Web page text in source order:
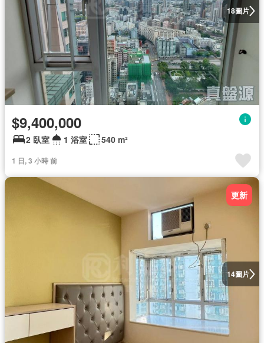
18圖片
$9,400,000
2 臥室 1 浴室 540 m²
1 日, 3 小時 前
14圖片
更新